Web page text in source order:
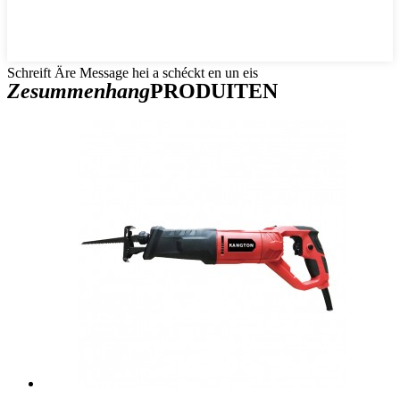
Schreift Äre Message hei a schéckt en un eis
ZesummenhangPRODUITEN